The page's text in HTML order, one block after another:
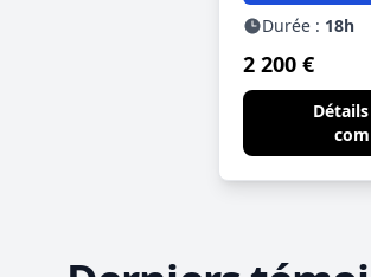
Durée : 18h
2 200 €